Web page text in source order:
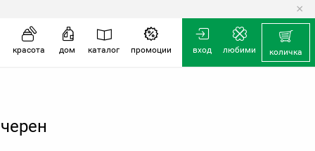
×
вход любими количка
красота дом каталог промоции